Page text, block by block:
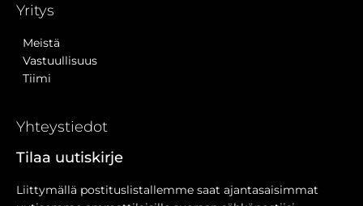
Yritys
Meistä
Vastuullisuus
Tiimi
Yhteystiedot
Tilaa uutiskirje
Liittymällä postituslistallemme saat ajantasaisimmat